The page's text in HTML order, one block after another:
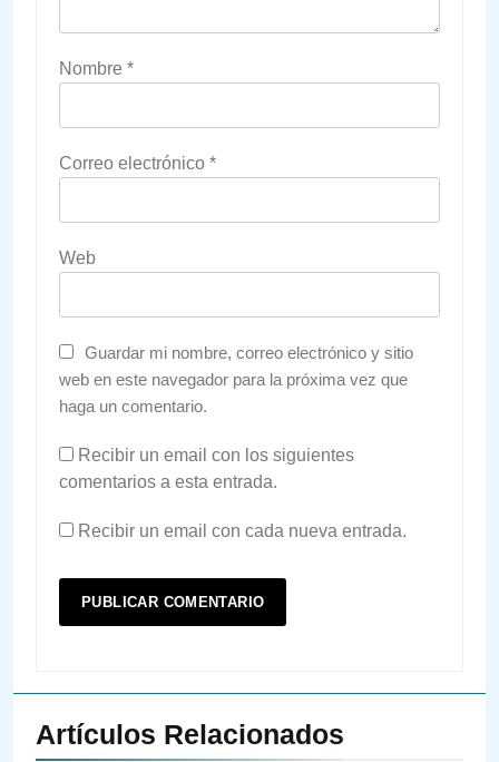
Nombre *
Correo electrónico *
Web
Guardar mi nombre, correo electrónico y sitio
web en este navegador para la próxima vez que
haga un comentario.
Recibir un email con los siguientes
comentarios a esta entrada.
Recibir un email con cada nueva entrada.
Artículos Relacionados